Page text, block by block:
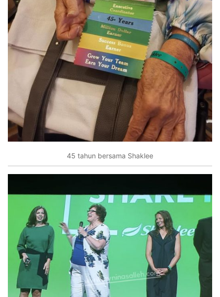
45 tahun bersama Shaklee